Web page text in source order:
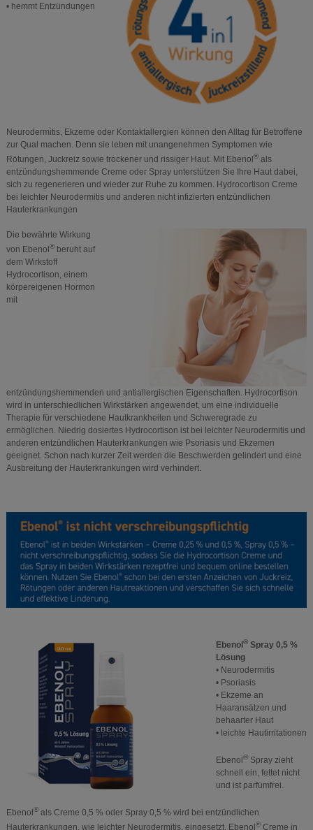
• hemmt Entzündungen
Neurodermitis, Ekzeme oder Kontaktallergien können den Alltag für Betroffene
zur Qual machen. Denn sie leben mit unangenehmen Symptomen wie
Rötungen, Juckreiz sowie trockener und rissiger Haut. Mit Ebenol ® als
entzündungshemmende Creme oder Spray unterstützen Sie Ihre Haut dabei,
sich zu regenerieren und wieder zur Ruhe zu kommen. Hydrocortison Creme
bei leichter Neurodermitis und anderen nicht infizierten entzündlichen
Hauterkrankungen
Die bewährte Wirkung
von Ebenol ® beruht auf
dem Wirkstoff
Hydrocortison, einem
körpereigenen Hormon
mit
entzündungshemmenden und antiallergischen Eigenschaften. Hydrocortison
wird in unterschiedlichen Wirkstärken angewendet, um eine individuelle
Therapie für verschiedene Hautkrankheiten und Schweregrade zu
ermöglichen. Niedrig dosiertes Hydrocortison ist bei leichter Neurodermitis und
anderen entzündlichen Hauterkrankungen wie Psoriasis und Ekzemen
geeignet. Schon nach kurzer Zeit werden die Beschwerden gelindert und eine
Ausbreitung der Hauterkrankungen wird verhindert.
Ebenol® Spray 0,5 %
Lösung
• Neurodermitis
• Psoriasis
• Ekzeme an
Haaransätzen und
behaarter Haut
• leichte Hautirritationen
Ebenol® Spray zieht
schnell ein, fettet nicht
und ist parfümfrei.
Ebenol® als Creme 0,5 % oder Spray 0,5 % wird bei entzündlichen
Hauterkrankungen, wie leichter Neurodermitis, eingesetzt. Ebenol® Creme in